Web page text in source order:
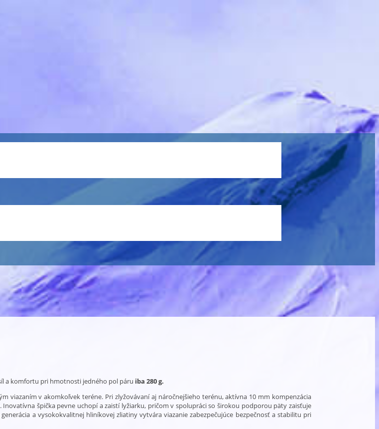
a komfortu pri hmotnosti jedného pol páru iba 280 g.
viazaním v akomkoľvek teréne. Pri zlyžovávaní aj náročnejšieho terénu, aktívna 10 mm kompenzácia
špička pevne uchopí a zaistí lyžiarku, pričom v spolupráci so širokou podporou päty zaisťuje
a vysokokvalitnej hliníkovej zliatiny vytvára viazanie zabezpečujúce bezpečnosť a stabilitu pri